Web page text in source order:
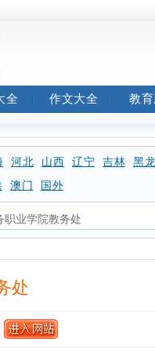
全 作文大全 教育
河北 山西 辽宁 吉林 黑
澳门 国外
职业学院教务处
处